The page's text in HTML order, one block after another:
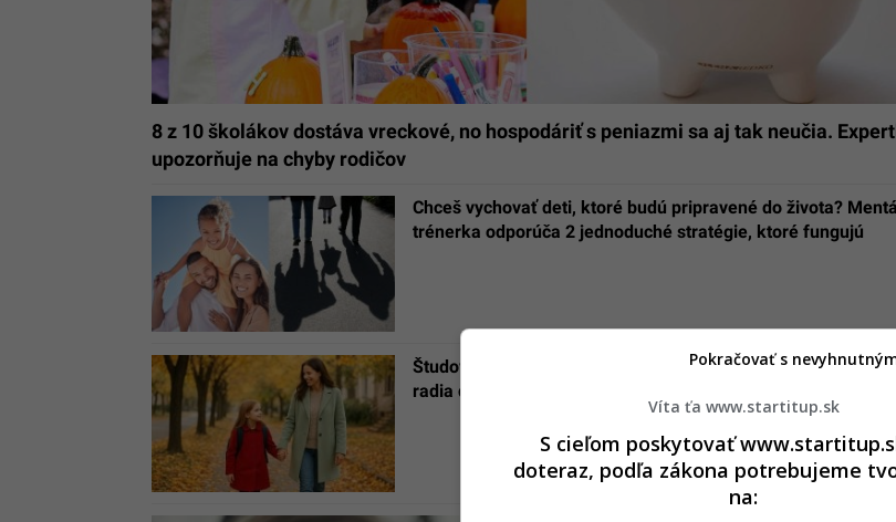
8 z 10 školákov dostáva vreckové, no hospodáriť s peniazmi sa aj tak neučia.
upozorňuje na chyby rodičov
Chceš vychovať deti, ktoré budú pripravené do života?
trénerka odporúča 2 jednoduché stratégie, ktoré fungujú
Študovala viac ako 200 detí: Rodičia, ktorých deti
radia dodržiavať týchto 9 zvykov
Víta ťa www.startitup.sk
S cieľom poskytovať
doteraz, podľa zákona potrebujeme
na:
Pokračovať s